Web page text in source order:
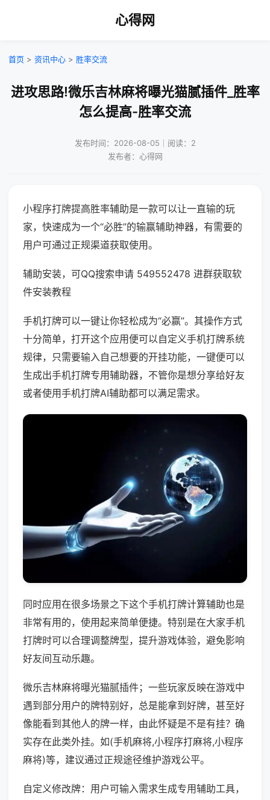
心得网
首页 > 资讯中心 > 胜率交流
进攻思路!微乐吉林麻将曝光猫腻插件_胜率
怎么提高-胜率交流
发布时间：2026-08-05｜阅读：2
发布者：心得网
小程序打牌提高胜率辅助是一款可以让一直输的玩
家，快速成为一个“必胜”的输赢辅助神器，有需要的
用户可通过正规渠道获取使用。
辅助安装，可QQ搜索申请 549552478 进群获取软
件安装教程
手机打牌可以一键让你轻松成为“必赢”。其操作方式
十分简单，打开这个应用便可以自定义手机打牌系统
规律，只需要输入自己想要的开挂功能，一键便可以
生成出手机打牌专用辅助器，不管你是想分享给好友
或者使用手机打牌AI辅助都可以满足需求。
同时应用在很多场景之下这个手机打牌计算辅助也是
非常有用的，使用起来简单便捷。特别是在大家手机
打牌时可以合理调整牌型，提升游戏体验，避免影响
好友间互动乐趣。
微乐吉林麻将曝光猫腻插件；一些玩家反映在游戏中
遇到部分用户的牌特别好，总是能拿到好牌，甚至好
像能看到其他人的牌一样，由此怀疑是不是有挂？确
实存在此类外挂。如(手机麻将,小程序打麻将,小程序
麻将)等，建议通过正规途径维护游戏公平。
自定义修改牌：用户可输入需求生成专用辅助工具，